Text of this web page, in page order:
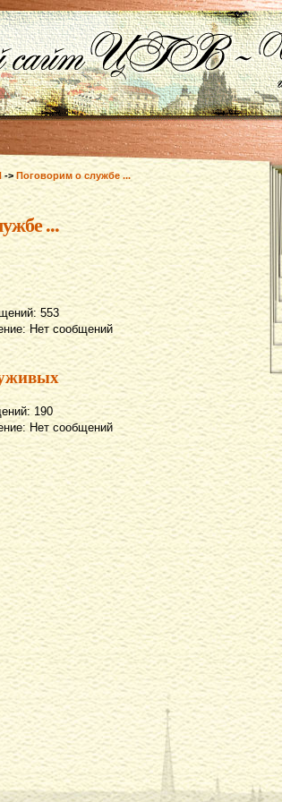
-> Поговорим о службе ...
...
553
Нет сообщений
190
Нет сообщений